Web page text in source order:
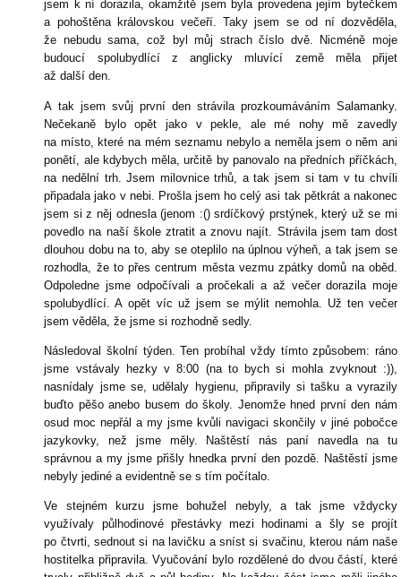
jsem k ní dorazila, okamžitě jsem byla provedena jejím bytečkem
a pohoštěna královskou večeří. Taky jsem se od ní dozvěděla,
že nebudu sama, což byl můj strach číslo dvě. Nicméně moje
budoucí spolubydlící z anglicky mluvící země měla přijet
až další den.
A tak jsem svůj první den strávila prozkoumáváním Salamanky.
Nečekaně bylo opět jako v pekle, ale mé nohy mě zavedly
na místo, které na mém seznamu nebylo a neměla jsem o něm ani
ponětí, ale kdybych měla, určitě by panovalo na předních příčkách,
na nedělní trh. Jsem milovnice trhů, a tak jsem si tam v tu chvíli
připadala jako v nebi. Prošla jsem ho celý asi tak pětkrát a nakonec
jsem si z něj odnesla (jenom :() srdíčkový prstýnek, který už se mi
povedlo na naší škole ztratit a znovu najít. Strávila jsem tam dost
dlouhou dobu na to, aby se oteplilo na úplnou výheň, a tak jsem se
rozhodla, že to přes centrum města vezmu zpátky domů na oběd.
Odpoledne jsme odpočívali a pročekali a až večer dorazila moje
spolubydlící. A opět víc už jsem se mýlit nemohla. Už ten večer
jsem věděla, že jsme si rozhodně sedly.
Následoval školní týden. Ten probíhal vždy tímto způsobem: ráno
jsme vstávaly hezky v 8:00 (na to bych si mohla zvyknout :)),
nasnídaly jsme se, udělaly hygienu, připravily si tašku a vyrazily
buďto pěšo anebo busem do školy. Jenomže hned první den nám
osud moc nepřál a my jsme kvůli navigaci skončily v jiné pobočce
jazykovky, než jsme měly. Naštěstí nás paní navedla na tu
správnou a my jsme přišly hnedka první den pozdě. Naštěstí jsme
nebyly jediné a evidentně se s tím počítalo.
Ve stejném kurzu jsme bohužel nebyly, a tak jsme vždycky
využívaly půlhodinové přestávky mezi hodinami a šly se projít
po čtvrti, sednout si na lavičku a sníst si svačinu, kterou nám naše
hostitelka připravila. Vyučování bylo rozdělené do dvou částí, které